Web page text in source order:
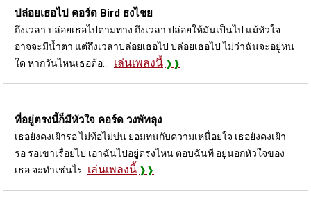
ปล่อยเธอไป คอร์ด Bird ธงไชย
ถึงเวลา ปล่อยเธอไปตามทาง ถึงเวลา ปล่อยให้มันเป็นไป แม้หัวใจ
อาจจะมีน้ำตา แต่ถึงเวลาปล่อยเธอไป ปล่อยเธอไป ไม่ว่าฉันจะอยู่หน
ใด หากวันไหนเธอต้อ...
เล่นเพลงนี้
ที่อยู่ตรงนี้ก็มีหัวใจ คอร์ด วงพัทลุง
เธอยังคงเฝ้ารอ ไม่ท้อไม่บ่น ยอมทนกับความเหนื่อยใจ เธอยังคงเฝ้า
รอ รอเขาเรื่อยไป เอาฉันไปอยู่ตรงไหน ตอบฉันที อยู่นอกหัวใจของ
เธอ จะทำเช่นไร เล่นเพลงนี้